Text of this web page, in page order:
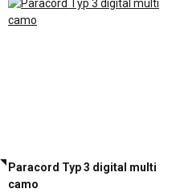
Paracord Typ 3 digital multi
camo